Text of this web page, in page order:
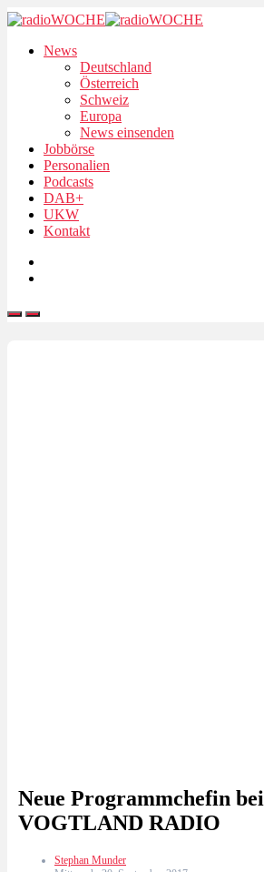
News
Deutschland
Österreich
Schweiz
Europa
News einsenden
Jobbörse
Personalien
Podcasts
DAB+
UKW
Kontakt
Neue Programmchefin bei
VOGTLAND RADIO
Stephan Munder